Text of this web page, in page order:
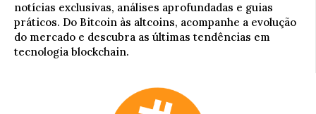
notícias exclusivas, análises aprofundadas e guias
práticos. Do Bitcoin às altcoins, acompanhe a evolução
do mercado e descubra as últimas tendências em
tecnologia blockchain.